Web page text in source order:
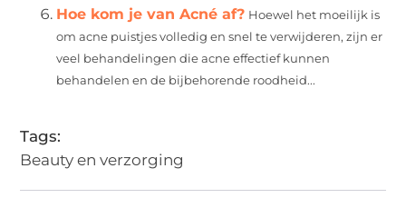
Hoe kom je van Acné af? Hoewel het moeilijk is
om acne puistjes volledig en snel te verwijderen, zijn er
veel behandelingen die acne effectief kunnen
behandelen en de bijbehorende roodheid...
Tags:
Beauty en verzorging